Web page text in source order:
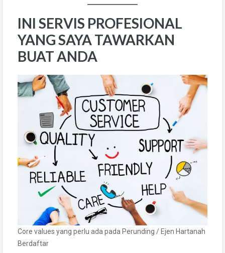
INI SERVIS PROFESIONAL
YANG SAYA TAWARKAN
BUAT ANDA
Core values yang perlu ada pada Perunding / Ejen Hartanah
Berdaftar